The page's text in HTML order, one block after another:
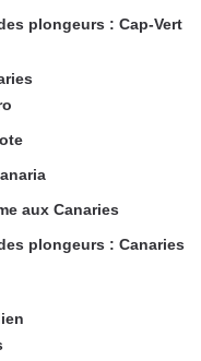
plongeurs : Cap-Vert
aux Canaries
plongeurs : Canaries